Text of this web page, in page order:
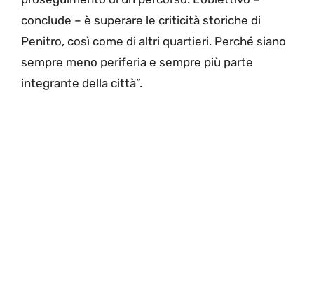
conclude – è superare le criticità storiche di
Penitro, così come di altri quartieri. Perché siano
sempre meno periferia e sempre più parte
integrante della città”.